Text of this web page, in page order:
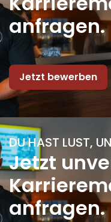
anfragen.
Jetzt bewerben
Jetzt
anfragen.
DU HAST LUST,